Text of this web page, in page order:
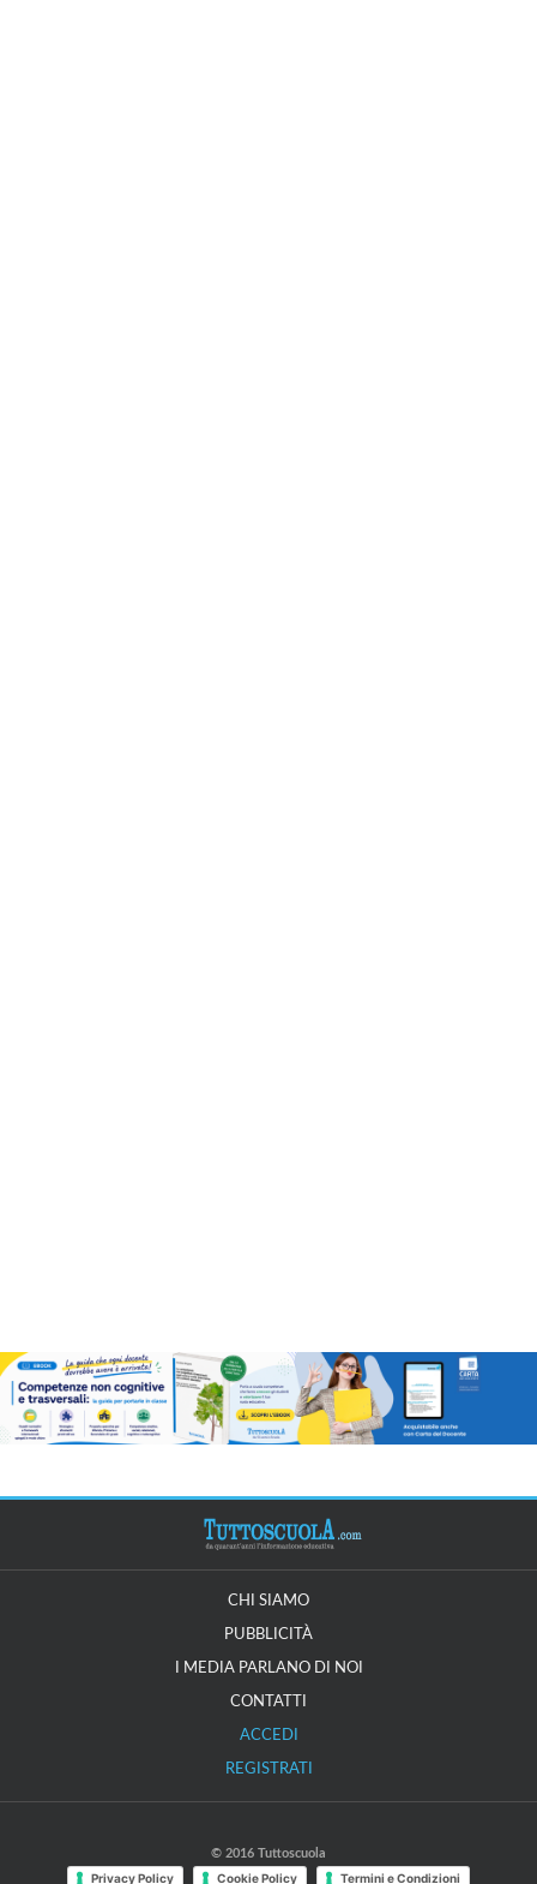
CHI SIAMO
PUBBLICITÀ
I MEDIA PARLANO DI NOI
CONTATTI
ACCEDI
REGISTRATI
© 2016 Tuttoscuola
Privacy Policy Cookie Policy Termini e Condizioni